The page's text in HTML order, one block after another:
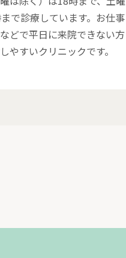
で診療しています。お仕事
どで平日に来院できない方
やすいクリニックです。